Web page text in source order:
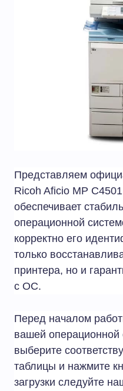
Представляем
Ricoh Aficio MP
обеспечивает
операционной
корректно его
только
принтера, но и
с ОС.
Перед началом
вашей
выберите
таблицы и нажмите
загрузки следуйте